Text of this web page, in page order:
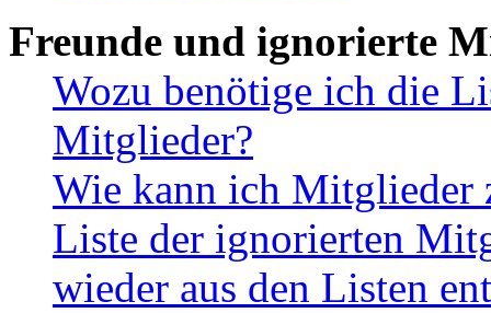
Freunde und ignorierte
Wozu benötige ich die
Mitglieder?
Wie kann ich Mitglieder
Liste der ignorierten
wieder aus den Listen